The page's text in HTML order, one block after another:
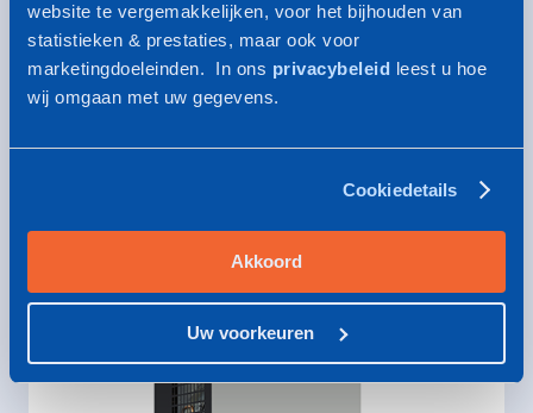
website te vergemakkelijken, voor het bijhouden van
statistieken & prestaties, maar ook voor
marketingdoeleinden. In ons privacybeleid leest u hoe
wij omgaan met uw gegevens.
Cookiedetails
Akkoord
Uw voorkeuren
Persluchtconditionering
Breng uw perslucht op de juiste kwaliteit met